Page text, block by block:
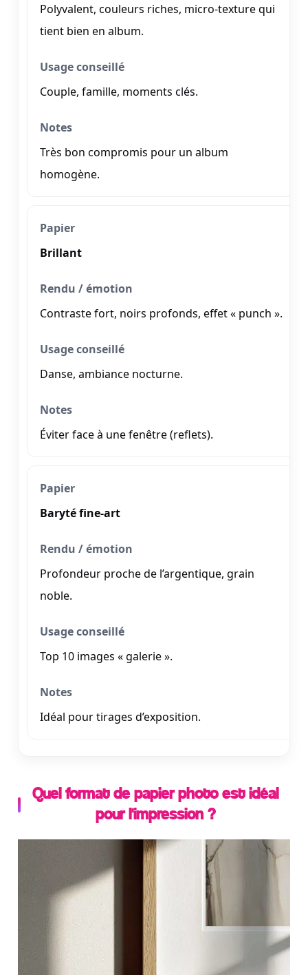
Polyvalent, couleurs riches, micro-texture qui
tient bien en album.
Couple, famille, moments clés.
Très bon compromis pour un album
homogène.
Brillant
Contraste fort, noirs profonds, effet « punch ».
Danse, ambiance nocturne.
Éviter face à une fenêtre (reflets).
Baryté fine-art
Profondeur proche de l’argentique, grain
noble.
Top 10 images « galerie ».
Idéal pour tirages d’exposition.
Quel format de papier photo est idéal
pour l'impression ?